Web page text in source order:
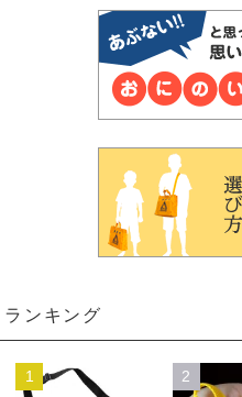
ランキング
1 2